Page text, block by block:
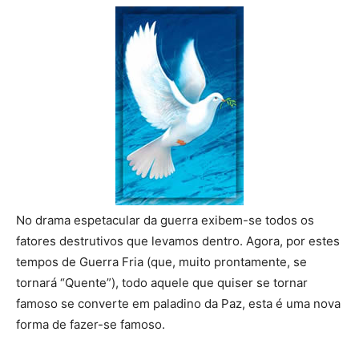
No drama espetacular da guerra exibem-se todos os
fatores destrutivos que levamos dentro. Agora, por estes
tempos de Guerra Fria (que, muito prontamente, se
tornará “Quente”), todo aquele que quiser se tornar
famoso se converte em paladino da Paz, esta é uma nova
forma de fazer-se famoso.